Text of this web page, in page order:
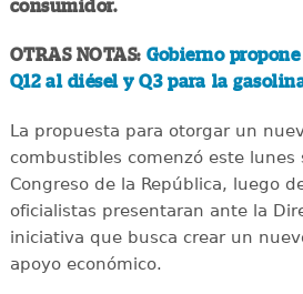
consumidor.
OTRAS NOTAS: Gobierno
Q12 al diésel y Q3 para la
La propuesta para otorgar un
combustibles comenzó este lunes
Congreso de la República, luego
oficialistas presentaran ante la
iniciativa que busca crear un
apoyo económico.